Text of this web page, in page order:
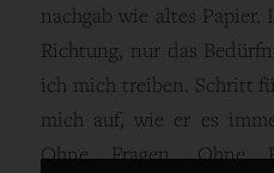
nachgab wie altes
Richtung, nur das
ich mich treiben. Schritt
mich auf, wie er es
Ohne Fragen. Ohne